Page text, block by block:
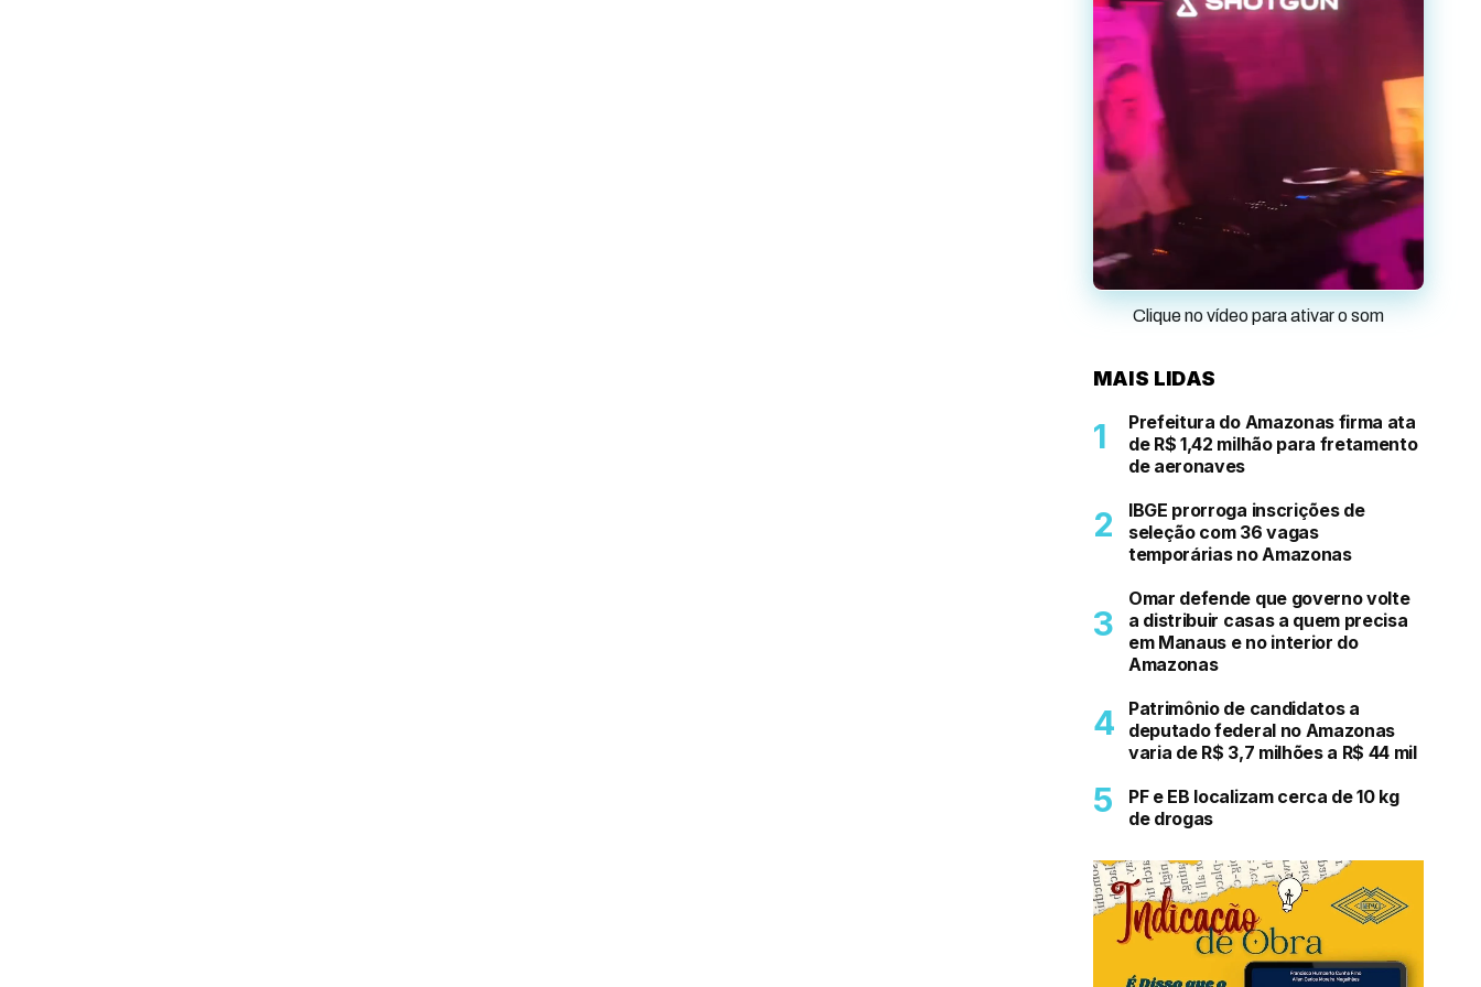
Clique no vídeo para ativar o som
MAIS LIDAS
Prefeitura do Amazonas firma ata
de R$ 1,42 milhão para fretamento
de aeronaves
IBGE prorroga inscrições de
seleção com 36 vagas
temporárias no Amazonas
Omar defende que governo volte
a distribuir casas a quem precisa
em Manaus e no interior do
Amazonas
Patrimônio de candidatos a
deputado federal no Amazonas
varia de R$ 3,7 milhões a R$ 44 mil
PF e EB localizam cerca de 10 kg
de drogas